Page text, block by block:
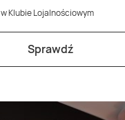
w Klubie Lojalnościowym
Sprawdź